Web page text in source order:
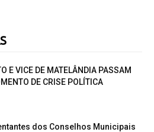
E VICE DE MATELÂNDIA PASSAM
DE CRISE POLÍTICA
dos Conselhos Municipais